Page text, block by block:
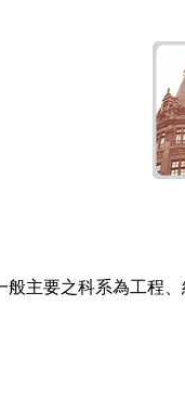
主要之科系為工程、